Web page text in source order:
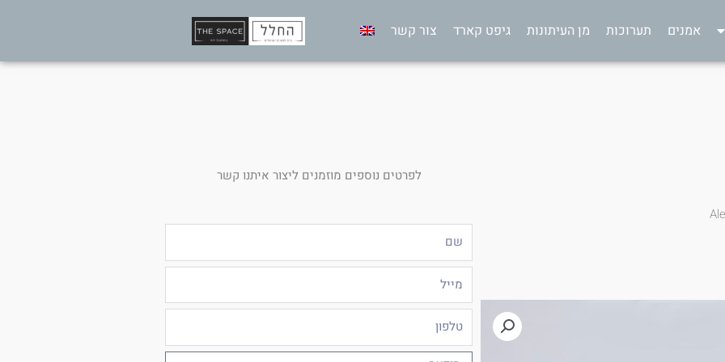
אמנים תערוכות מן העיתונות גיפט קארד צור קשר
לפרטים נוספים מוזמנים ליצור איתנו קשר
טלפון